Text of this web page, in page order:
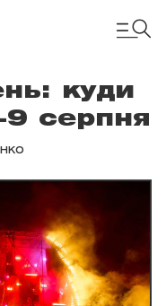
куди
9 серпня